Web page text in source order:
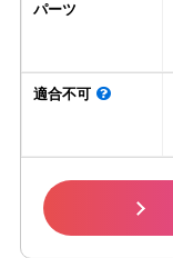
パーツ
適合不可